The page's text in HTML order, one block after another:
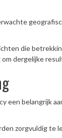
die
dergelijke
een belangrijk
zorgvuldig te